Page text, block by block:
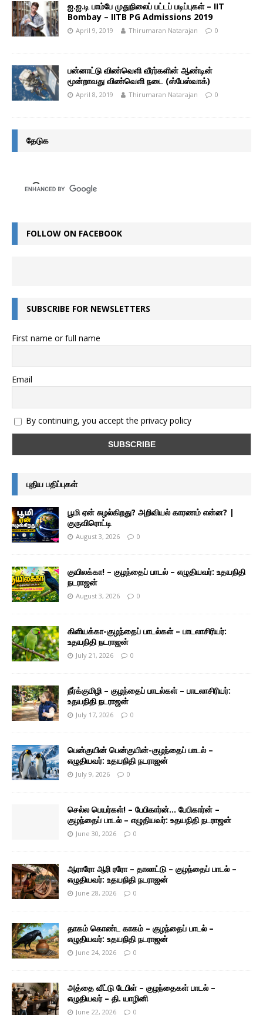
ஐ.ஐ.டி பாம்பே முதுநிலைப் பட்டப் படிப்புகள் – IIT
Bombay – IITB PG Admissions 2019
April 9, 2019 Thirumaran Natarajan 0
பன்னாட்டு விண்வெளி வீரர்களின் ஆண்டின்
மூன்றாவது விண்வெளி நடை (ஸ்பேஸ்வாக்)
April 8, 2019 Thirumaran Natarajan 0
தேடுக
FOLLOW ON FACEBOOK
SUBSCRIBE FOR NEWSLETTERS
First name or full name
Email
By continuing, you accept the privacy policy
புதிய பதிப்புகள்
பூமி ஏன் சுழல்கிறது? அறிவியல் காரணம் என்ன? |
குருவிரொட்டி
August 3, 2026 0
குயிலக்கா! – குழந்தைப் பாடல் – எழுதியவர்: உதயநிதி
நடராஜன்
August 3, 2026 0
கிளியக்கா-குழந்தைப் பாடல்கள் – பாடலாசிரியர்:
உதயநிதி நடராஜன்
July 21, 2026 0
நீர்க்குமிழி – குழந்தைப் பாடல்கள் – பாடலாசிரியர்:
உதயநிதி நடராஜன்
July 17, 2026 0
பென்குயின் பென்குயின்-குழந்தைப் பாடல் –
எழுதியவர்: உதயநிதி நடராஜன்
July 9, 2026 0
செல்ல பெயர்கள்! – பேபிகார்ன்… பேபிகார்ன் –
குழந்தைப் பாடல் – எழுதியவர்: உதயநிதி நடராஜன்
June 30, 2026 0
ஆராரோ ஆரி ரரோ – தாலாட்டு – குழந்தைப் பாடல் –
எழுதியவர்: உதயநிதி நடராஜன்
June 28, 2026 0
தாகம் கொண்ட காகம் – குழந்தைப் பாடல் –
எழுதியவர்: உதயநிதி நடராஜன்
June 24, 2026 0
அத்தை வீட்டு டேபிள் – குழந்தைகள் பாடல் –
எழுதியவர் – தி. யாழினி
June 22, 2026 0